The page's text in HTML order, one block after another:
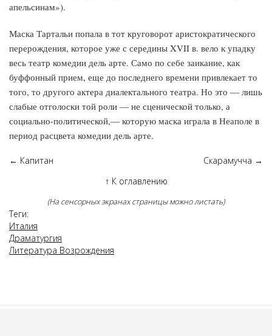
апельсинам»).
Маска Тартальи попала в тот круговорот аристократического
перерождения, которое уже с середины XVII в. вело к упадку
весь театр комедии дель арте. Само по себе заикание, как
буффонный прием, еще до последнего времени привлекает то
того, то другого актера диалектального театра. Но это — лишь
слабые отголоски той роли — не сценической только, а
социально-политической,— которую маска играла в Неаполе в
период расцвета комедии дель арте.
← Капитан Скарамучча →
↑ К оглавлению
(На сенсорных экранах страницы можно листать)
Теги:
Италия
Драматургия
Литература Возрождения